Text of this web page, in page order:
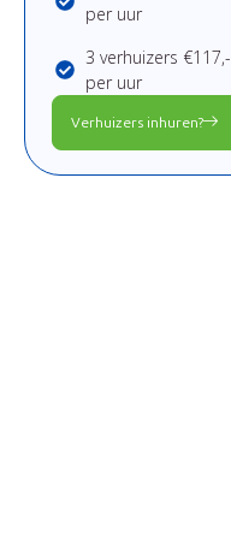
per uur
3 verhuizers €117,-
per uur
Verhuizers inhuren?